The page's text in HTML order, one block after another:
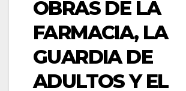
OBRAS DE LA
FARMACIA, LA
GUARDIA DE
ADULTOS Y EL